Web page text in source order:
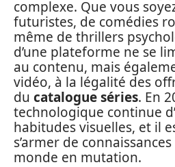
complexe. Que vous
futuristes, de comédies
même de thrillers
d’une plateforme ne se
au contenu, mais
vidéo, à la légalité des
du catalogue séries. En
technologique continue
habitudes visuelles, et il
s’armer de
monde en mutation.